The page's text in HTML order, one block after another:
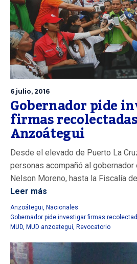
6 julio, 2016
Gobernador pide
firmas
Anzoátegui
Desde el elevado de Puerto La
personas acompañó al
Nelson Moreno, hasta la Fiscalía
Leer más
Anzoátegui, Nacionales
Gobernador pide investigar firmas
MUD, MUD anzoategui, Revocatorio